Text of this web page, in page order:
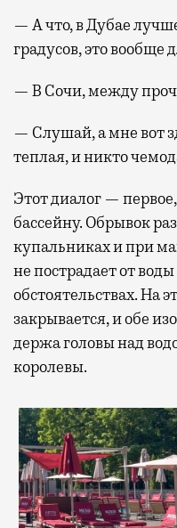
— А что, в Дубае
градусов, это
— В Сочи, между
— Слушай, а мне вот
теплая, и никто
Этот диалог —
бассейну. Обрывок
купальниках и при
не пострадает от
обстоятельствах. На
закрывается, и обе
держа головы над
королевы.